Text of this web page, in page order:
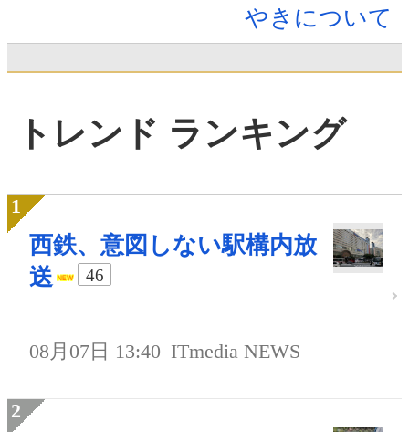
やきについて
トレンド ランキング
西鉄、意図しない駅構内放
送
46
08月07日 13:40 ITmedia NEWS